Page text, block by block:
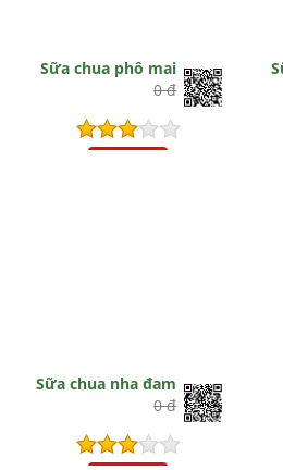
Sữa chua phô mai
0 đ
Sữa chua nha đam
0 đ